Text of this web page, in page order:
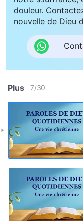
douleur.
nouvelle de Dieu
Plus 7/30